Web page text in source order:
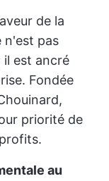
de la
n'est pas
il est ancré
Fondée
priorité de
au